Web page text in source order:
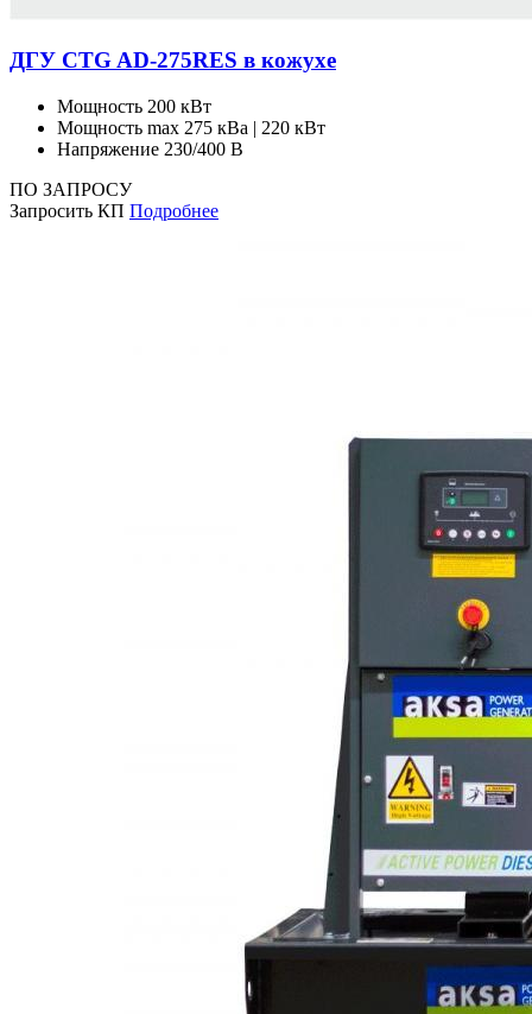
ДГУ CTG AD-275RES в кожухе
Мощность 200 кВт
Мощность max 275 кВа | 220 кВт
Напряжение 230/400 В
ПО ЗАПРОСУ
Запросить КП Подробнее